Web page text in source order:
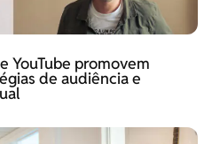
YouTube promovem
de audiência e